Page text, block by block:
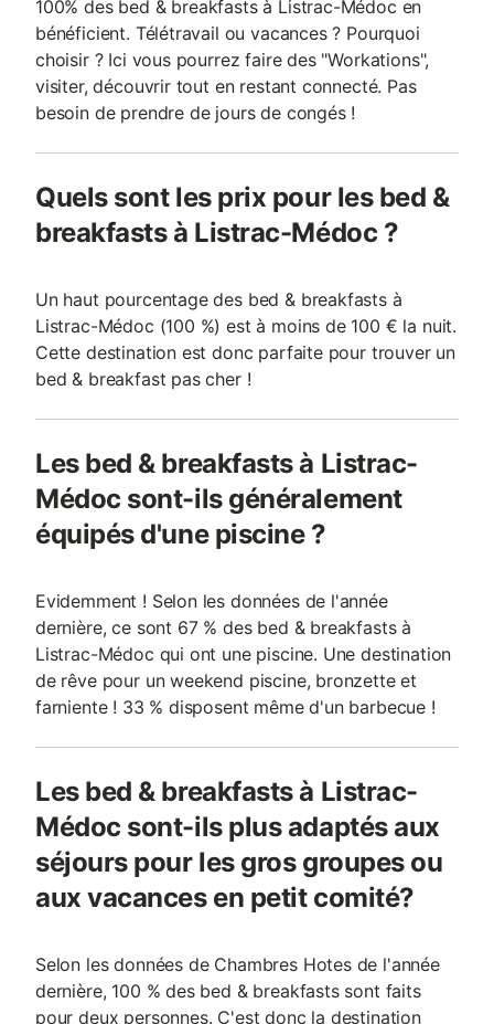
100% des bed & breakfasts à Listrac-Médoc en
bénéficient. Télétravail ou vacances ? Pourquoi
choisir ? Ici vous pourrez faire des "Workations",
visiter, découvrir tout en restant connecté. Pas
besoin de prendre de jours de congés !
Quels sont les prix pour les bed &
breakfasts à Listrac-Médoc ?
Un haut pourcentage des bed & breakfasts à
Listrac-Médoc (100 %) est à moins de 100 € la nuit.
Cette destination est donc parfaite pour trouver un
bed & breakfast pas cher !
Les bed & breakfasts à Listrac-
Médoc sont-ils généralement
équipés d'une piscine ?
Evidemment ! Selon les données de l'année
dernière, ce sont 67 % des bed & breakfasts à
Listrac-Médoc qui ont une piscine. Une destination
de rêve pour un weekend piscine, bronzette et
farniente ! 33 % disposent même d'un barbecue !
Les bed & breakfasts à Listrac-
Médoc sont-ils plus adaptés aux
séjours pour les gros groupes ou
aux vacances en petit comité?
Selon les données de Chambres Hotes de l'année
dernière, 100 % des bed & breakfasts sont faits
pour deux personnes. C'est donc la destination